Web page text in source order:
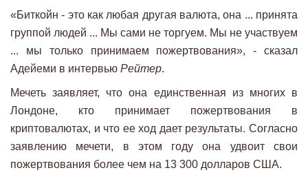
«Биткойн - это как любая другая валюта, она ... принята
группой людей ... Мы сами не торгуем. Мы не участвуем
... мы только принимаем пожертвования», - сказал
Адейеми в интервью Рейтер.
Мечеть заявляет, что она единственная из многих в
Лондоне, кто принимает пожертвования в
криптовалютах, и что ее ход дает результаты. Согласно
заявлению мечети, в этом году она удвоит свои
пожертвования более чем на 13 300 долларов США.